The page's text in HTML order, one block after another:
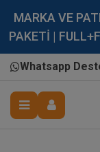
MARKA VE
PAKETİ |
Whatsapp